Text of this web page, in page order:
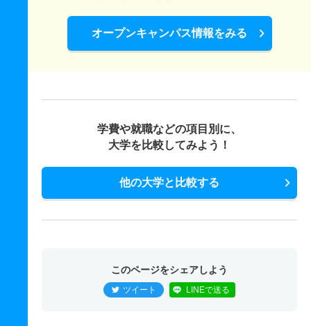
オープンキャンパス情報をみる
学費や就職などの項目別に、
大学を比較してみよう！
他の大学と比較する
このページをシェアしよう
ツイート LINEで送る